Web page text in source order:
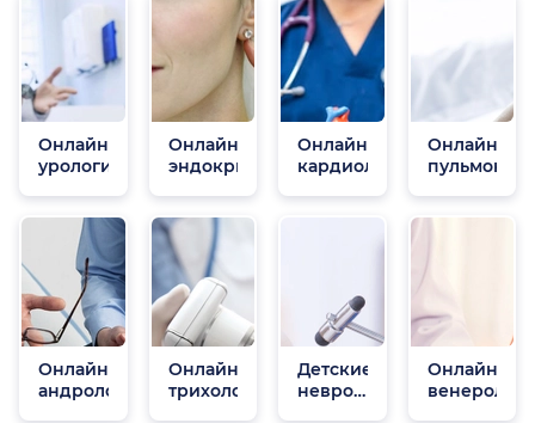
Онлайн
урологи
Онлайн
эндокринологи
Онлайн
кардиологи
Онлайн
Онлайн
андрологи
Онлайн
трихологи
Детские
неврологи
Онлайн
венерологи